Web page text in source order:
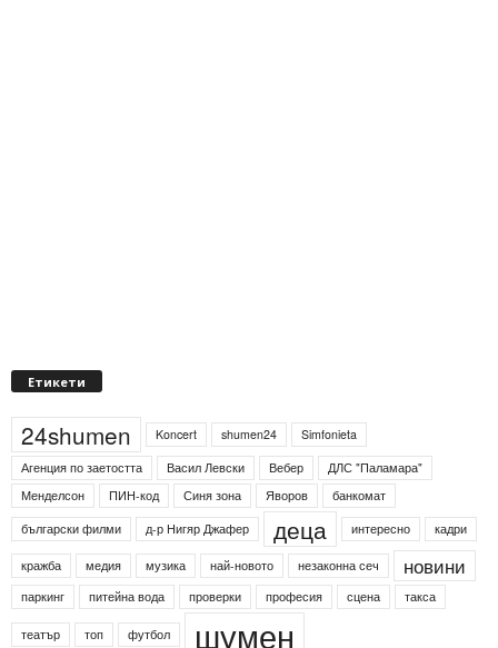
Етикети
24shumen Koncert shumen24
Simfonieta
Агенция по заетостта
Васил Левски Вебер
ДЛС "Паламара"
Менделсон
ПИН-код Синя зона Яворов
банкомат
български филми
д-р Нигяр Джафер деца интересно кадри
кражба медия музика най-новото незаконна сеч новини
паркинг питейна вода проверки професия сцена такса
театър топ футбол шумен